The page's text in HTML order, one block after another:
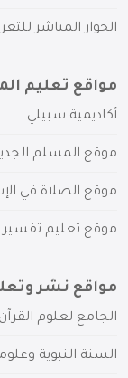
الحوار المباشر
مواقع تعليم
أكاديمية سبيلي
موقع المسلم
موقع الصلاة في
موقع تعليم تفسير
مواقع نشر
الجامع لعلوم
السنة النبوية